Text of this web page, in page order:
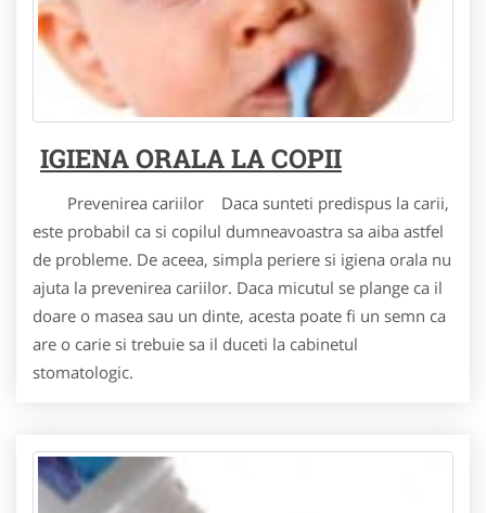
IGIENA ORALA LA COPII
Prevenirea cariilor Daca sunteti predispus la carii,
este probabil ca si copilul dumneavoastra sa aiba astfel
de probleme. De aceea, simpla periere si igiena orala nu
ajuta la prevenirea cariilor. Daca micutul se plange ca il
doare o masea sau un dinte, acesta poate fi un semn ca
are o carie si trebuie sa il duceti la cabinetul
stomatologic.